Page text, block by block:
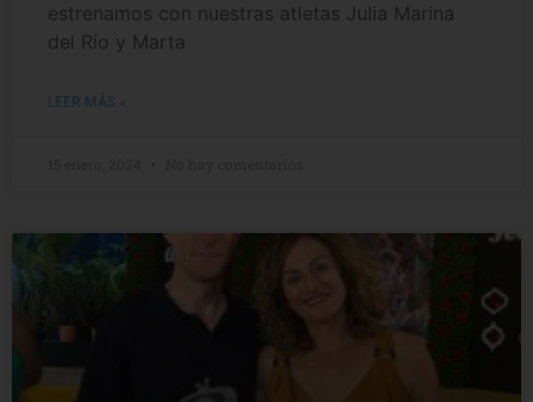
estrenamos con nuestras atletas Julia Marina
del Río y Marta
LEER MÁS »